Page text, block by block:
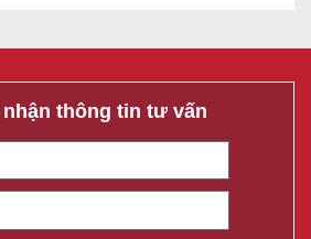
thông tin tư vấn